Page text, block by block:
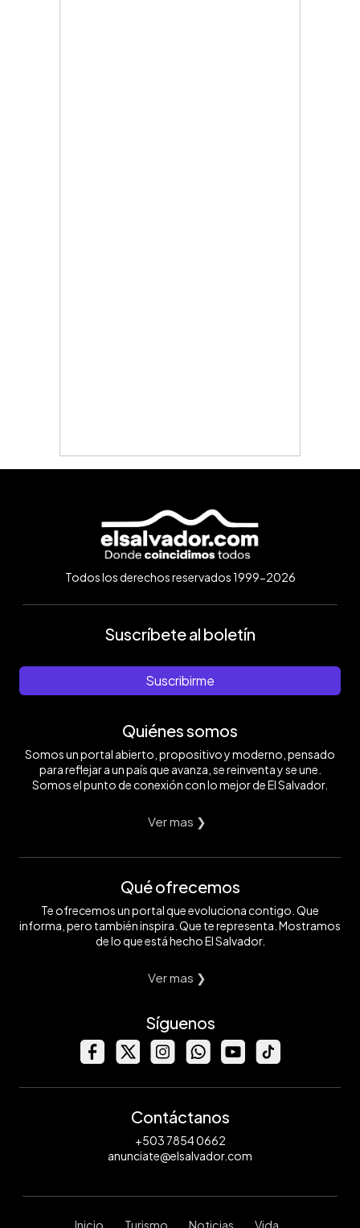
Todos los derechos reservados 1999-2026
Suscríbete al boletín
Suscribirme
Quiénes somos
Somos un portal abierto, propositivo y moderno, pensado
para reflejar a un país que avanza, se reinventa y se une.
Somos el punto de conexión con lo mejor de El Salvador.
Ver mas ❯
Qué ofrecemos
Te ofrecemos un portal que evoluciona contigo. Que
informa, pero también inspira. Que te representa. Mostramos
de lo que está hecho El Salvador.
Ver mas ❯
Síguenos
Contáctanos
+503 7854 0662
anunciate@elsalvador.com
Inicio Turismo Noticias Vida